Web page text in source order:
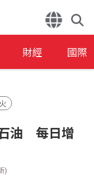
財經 國際
油 每日增
)